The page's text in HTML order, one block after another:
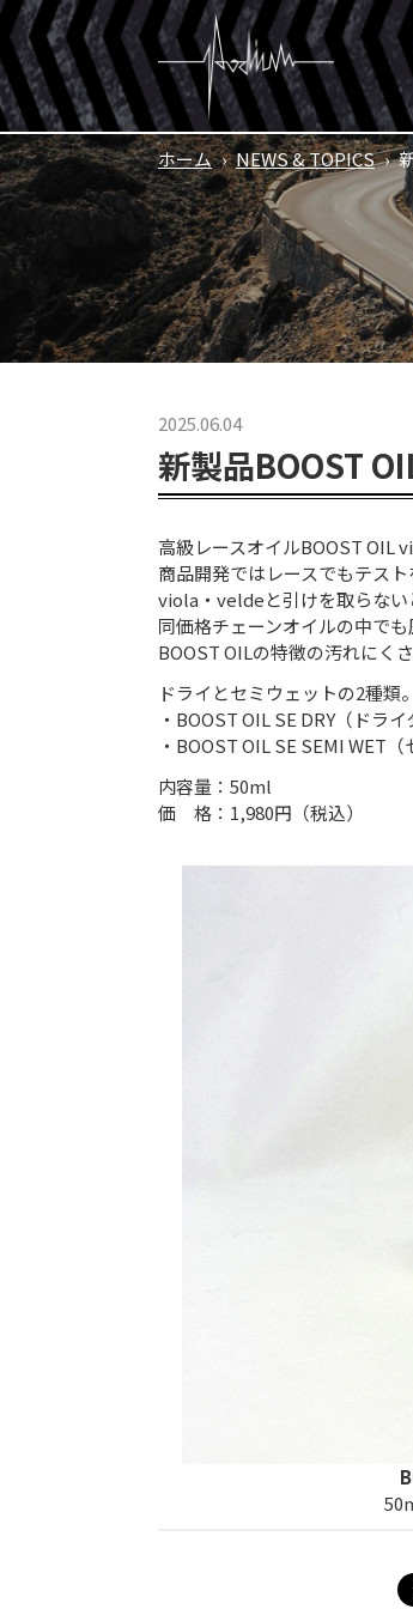
ホーム › NEWS & TOPICS ›
2025.06.04
新製品BOOST
高級レースオイルBOOST OIL
商品開発ではレースでもテス
viola・veldeと引けを取らない
同価格チェーンオイルの中で
BOOST OILの特徴の汚れにく
ドライとセミウェットの2種類。
・BOOST OIL SE DRY（ドライ
・BOOST OIL SE SEMI WET（
内容量：50ml
価 格：1,980円（税込）